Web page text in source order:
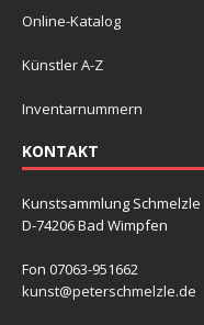
Online-Katalog
Künstler A-Z
Inventarnummern
KONTAKT
Kunstsammlung Schmelzle
D-74206 Bad Wimpfen
Fon 07063-951662
kunst@peterschmelzle.de